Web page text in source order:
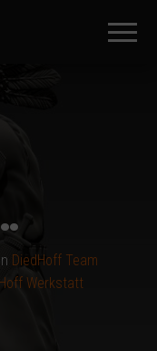
DiedHoff Team
Werkstatt